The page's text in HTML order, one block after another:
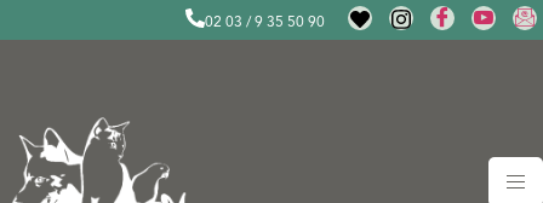
02 03 / 9 35 50 90